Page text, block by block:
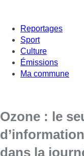
Reportages
Sport
Culture
Émissions
Ma commune
Ozone : le
dans la